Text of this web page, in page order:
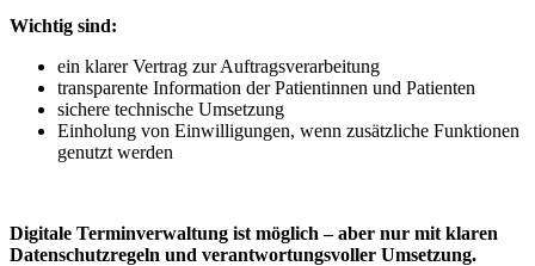
Wichtig sind:
ein klarer Vertrag zur Auftragsverarbeitung
transparente Information der Patientinnen und Patienten
sichere technische Umsetzung
Einholung von Einwilligungen, wenn zusätzliche Funktionen
genutzt werden
Digitale Terminverwaltung ist möglich – aber nur mit klaren
Datenschutzregeln und verantwortungsvoller Umsetzung.